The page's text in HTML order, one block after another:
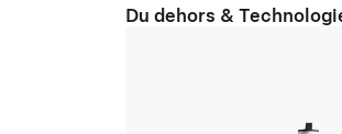
Du dehors &